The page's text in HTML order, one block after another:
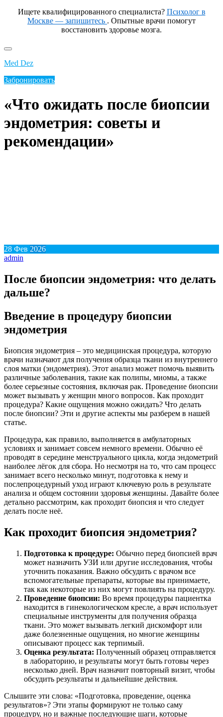
Ищете квалифицированного специалиста? Психолог в
Москве — запишитесь . Опытные врачи помогут
восстановить здоровье мозга.
Перейти
содержимому
Med Dez
Забронировать
«Что ожидать после биопсии
эндометрия: советы и
рекомендации»
28 Фев 2026
admin
После биопсии эндометрия: что делать
дальше?
Введение в процедуру биопсии
эндометрия
Биопсия эндометрия – это медицинская процедура, которую
врачи назначают для получения образца ткани из внутреннего
слоя матки (эндометрия). Этот анализ может помочь выявить
различные заболевания, такие как полипы, миомы, а также
более серьезные состояния, включая рак. Проведение биопсии
может вызывать у женщин много вопросов. Как проходит
процедура? Какие ощущения можно ожидать? Что делать
после биопсии? Эти и другие аспекты мы разберем в нашей
статье.
Процедура, как правило, выполняется в амбулаторных
условиях и занимает совсем немного времени. Обычно её
проводят в середине менструального цикла, когда эндометрий
наиболее лёгок для сбора. Но несмотря на то, что сам процесс
занимает всего несколько минут, подготовка к нему и
послепроцедурный уход играют ключевую роль в результате
анализа и общем состоянии здоровья женщины. Давайте более
детально рассмотрим, как проходит биопсия и что следует
делать после неё.
Как проходит биопсия эндометрия?
Подготовка к процедуре: Обычно перед биопсией врач
может назначить УЗИ или другие исследования, чтобы
уточнить показания. Важно обсудить с врачом все
вспомогательные препараты, которые вы принимаете,
так как некоторые из них могут повлиять на процедуру.
Проведение биопсии: Во время процедуры пациентка
находится в гинекологическом кресле, а врач использует
специальные инструменты для получения образца
ткани. Это может вызывать легкий дискомфорт или
даже болезненные ощущения, но многие женщины
описывают процесс как терпимый.
Оценка результата: Полученный образец отправляется
в лабораторию, и результаты могут быть готовы через
несколько дней. Врач назначит повторный визит, чтобы
обсудить результаты и дальнейшие действия.
Слышите эти слова: «Подготовка, проведение, оценка
результатов»? Эти этапы формируют не только саму
процедуру, но и важные последующие шаги, которые